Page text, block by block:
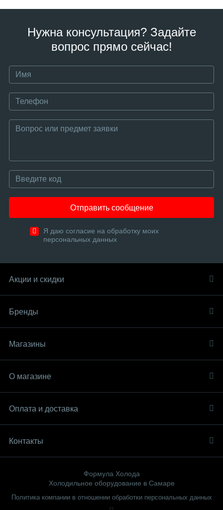
Нужна консультация? Задайте
вопрос прямо сейчас!
Отправить сообщение
Я даю согласие на обработку моих
персональных данных
Акции и скидки
Бренды
Магазины
О магазине
Оплата и доставка
Контакты
Формула Холода
Холодильное оборудование в Самаре
Политика компании в отношении обработки персональных данных